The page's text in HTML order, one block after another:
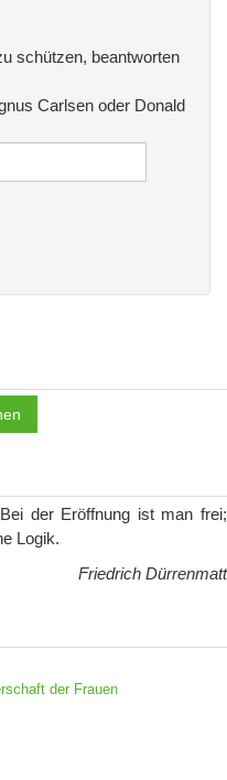
schützen, beantworten
Carlsen oder Donald
der Eröffnung ist man frei;
Logik.
Friedrich Dürrenmatt
der Frauen